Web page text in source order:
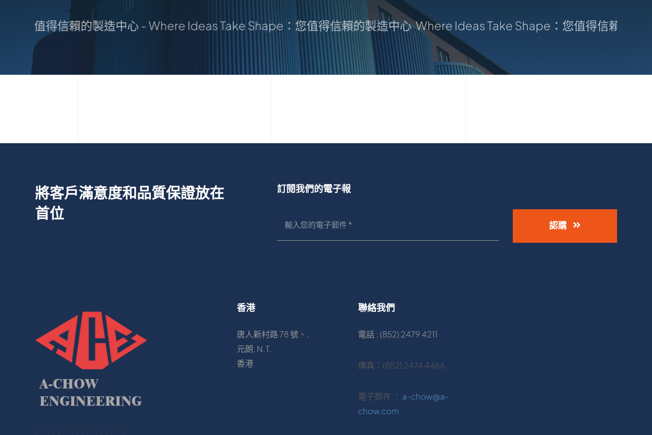
值得信賴的製造中心 - Where Ideas Take Shape：您值得信賴的製造中心 Where Ideas Take Shape：您值得信賴的製造
將客戶滿意度和品質保證放在
首位
訂閱我們的電子報
認購
香港
唐人新村路 78 號、,
元朗, N.T.
香港
聯絡我們
電話 : (852) 2479 4211
傳真：(852) 2474 4466
電子郵件 ： a-chow@a-
chow.com